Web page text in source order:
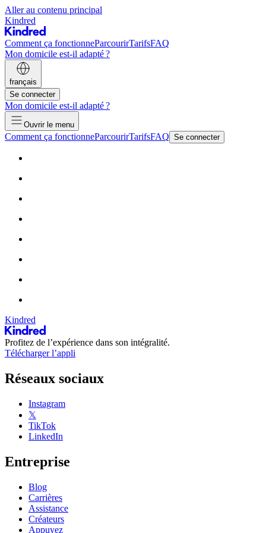
Aller au contenu principal
Kindred
Comment ça fonctionneParcourirTarifsFAQ
Mon domicile est-il adapté ?
français
Se connecter
Mon domicile est-il adapté ?
Ouvrir le menu
Comment ça fonctionneParcourirTarifsFAQ Se connecter
Kindred
Profitez de l’expérience dans son intégralité.
Télécharger l’appli
Réseaux sociaux
Instagram
𝕏
TikTok
LinkedIn
Entreprise
Blog
Carrières
Assistance
Créateurs
Appuyez